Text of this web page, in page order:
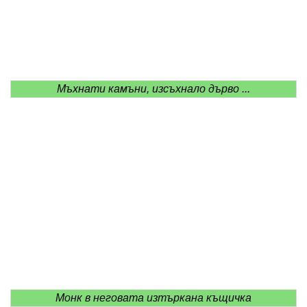
Мъхнати камъни, изсъхнало дърво ...
Монк в неговата изтъркана къщичка